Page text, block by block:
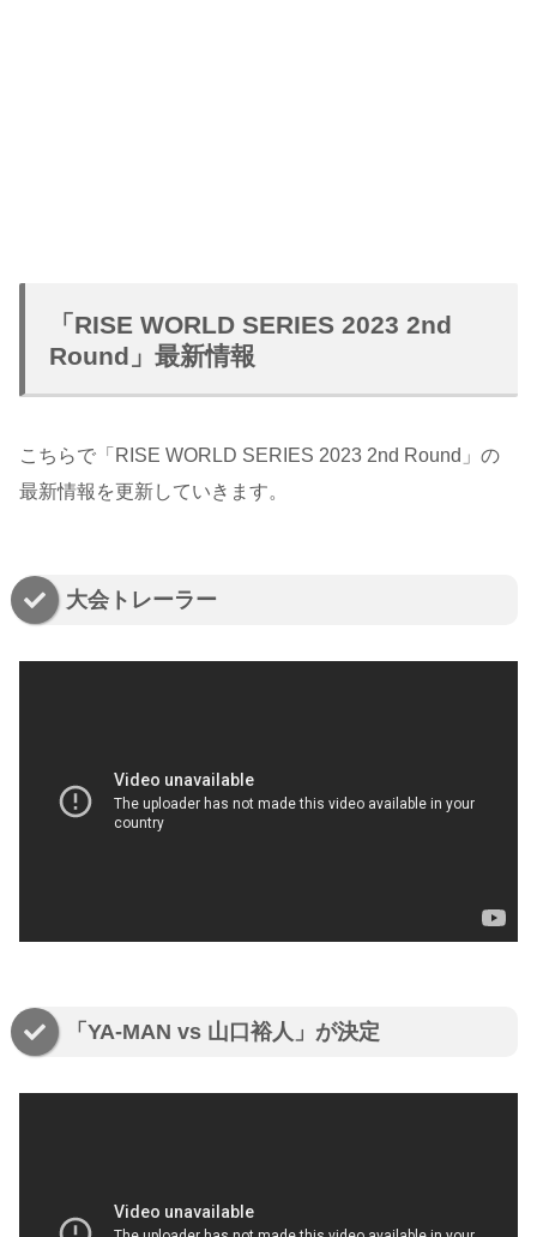
「RISE WORLD SERIES 2023 2nd
Round」最新情報
こちらで「RISE WORLD SERIES 2023 2nd Round」の
最新情報を更新していきます。
大会トレーラー
「YA-MAN vs 山口裕人」が決定